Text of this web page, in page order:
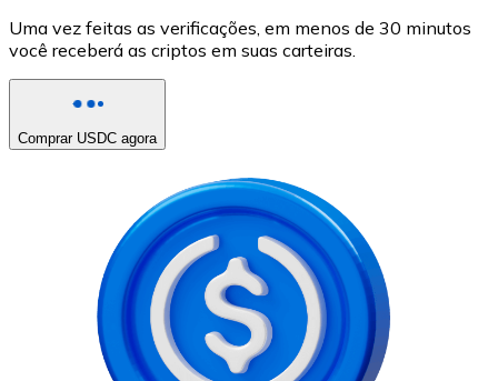
Uma vez feitas as verificações, em menos de 30 minutos
você receberá as criptos em suas carteiras.
Comprar USDC agora